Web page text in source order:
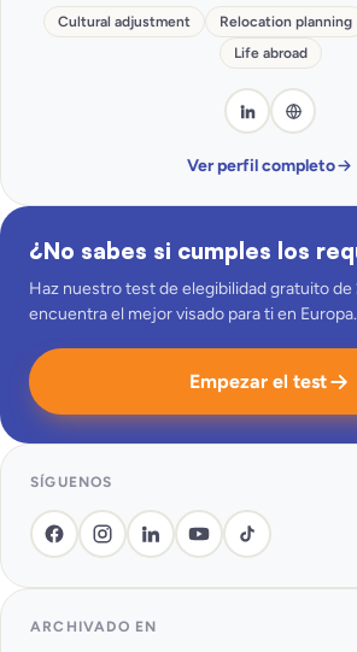
Cultural adjustment Relocation planning
Life abroad
Ver perfil completo
¿No sabes si cumples los
Haz nuestro test de elegibilidad gratuito de
encuentra el mejor visado para ti en Europa.
Empezar el test
SÍGUENOS
ARCHIVADO EN